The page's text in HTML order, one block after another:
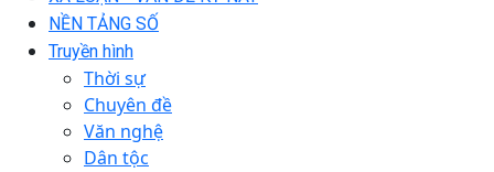
NỀN TẢNG SỐ
Truyền hình
Thời sự
Chuyên đề
Văn nghệ
Dân tộc